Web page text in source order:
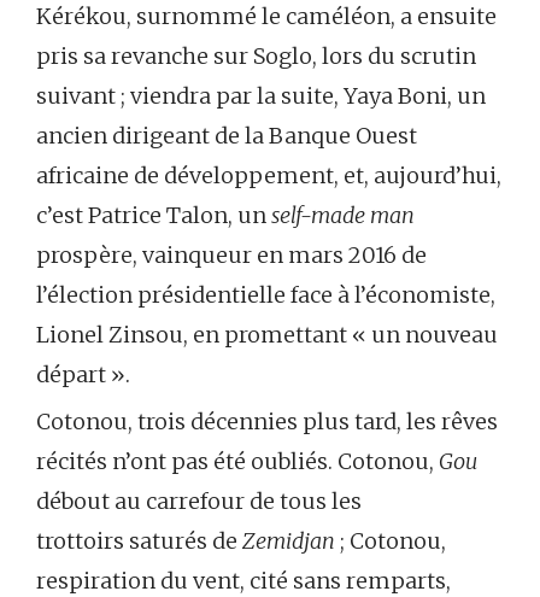
Kérékou, surnommé le caméléon, a ensuite
pris sa revanche sur Soglo, lors du scrutin
suivant ; viendra par la suite, Yaya Boni, un
ancien dirigeant de la Banque Ouest
africaine de développement, et, aujourd’hui,
c’est Patrice Talon, unself-made man
prospère, vainqueur en mars 2016 de
l’élection présidentielle face à l’économiste,
Lionel Zinsou, en promettant « un nouveau
départ ».
Cotonou, trois décennies plus tard, les rêves
récités n’ont pas été oubliés. Cotonou, Gou
débout au carrefour de tous les
trottoirs saturés de Zemidjan ; Cotonou,
respiration du vent, cité sans remparts,